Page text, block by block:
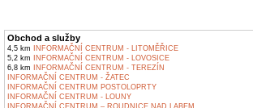
Obchod a služby
4,5 km INFORMAČNÍ CENTRUM - LITOMĚŘICE
5,2 km INFORMAČNÍ CENTRUM - LOVOSICE
6,8 km INFORMAČNÍ CENTRUM - TEREZÍN
INFORMAČNÍ CENTRUM - ŽATEC
INFORMAČNÍ CENTRUM POSTOLOPRTY
INFORMAČNÍ CENTRUM - LOUNY
INFORMAČNÍ CENTRUM – ROUDNICE NAD LABEM